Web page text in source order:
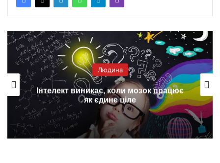
Людина
Інтелект виникає, коли мозок працює
як єдине ціле